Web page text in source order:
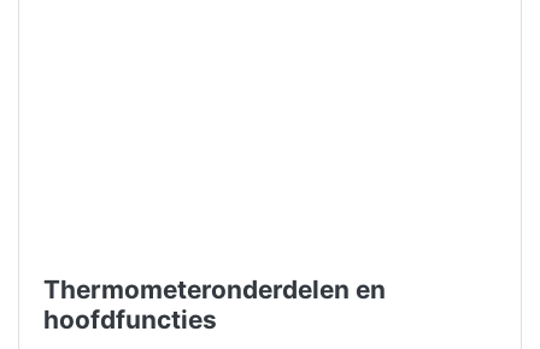
Thermometeronderdelen en
hoofdfuncties